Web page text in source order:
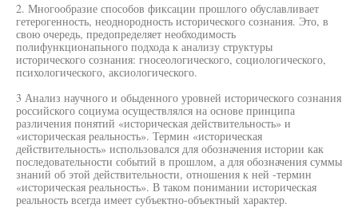
2. Многообразие способов фиксации прошлого обуславливает
гетерогенность, неоднородность исторического сознания. Это, в
свою очередь, предопределяет необходимость
полифункционапьного подхода к анализу структуры
исторического сознания: гносеологического, социологического,
психологического, аксиологического.
3 Анализ научного и обыденного уровней исторического сознания
российского социума осуществлялся на основе принципа
различения понятий «историческая действительность» и
«историческая реальность». Термин «историческая
действительность» использовался для обозначения истории как
последовательности событий в прошлом, а для обозначения суммы
знаний об этой действительности, отношения к ней -термин
«историческая реальность». В таком понимании историческая
реальность всегда имеет субъектно-объектный характер.